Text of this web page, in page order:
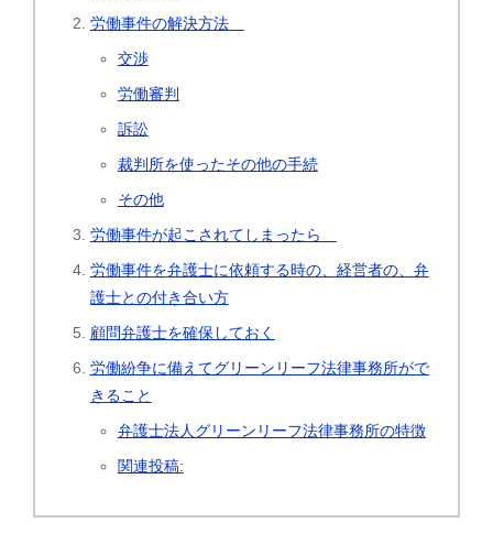
労働事件の解決方法
交渉
労働審判
訴訟
裁判所を使ったその他の手続
その他
労働事件が起こされてしまったら
労働事件を弁護士に依頼する時の、経営者の、弁
護士との付き合い方
顧問弁護士を確保しておく
労働紛争に備えてグリーンリーフ法律事務所がで
きること
弁護士法人グリーンリーフ法律事務所の特徴
関連投稿: